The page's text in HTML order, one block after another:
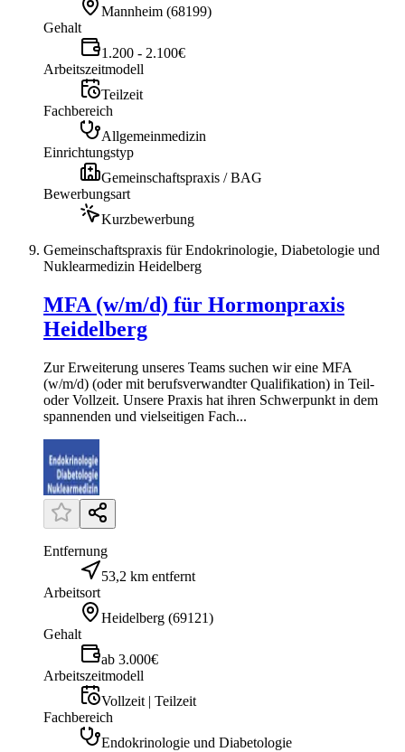
Mannheim (68199)
Gehalt
1.200 - 2.100€
Arbeitszeitmodell
Teilzeit
Fachbereich
Allgemeinmedizin
Einrichtungstyp
Gemeinschaftspraxis / BAG
Bewerbungsart
Kurzbewerbung
Gemeinschaftspraxis für Endokrinologie, Diabetologie und
Nuklearmedizin Heidelberg
MFA (w/m/d) für Hormonpraxis
Heidelberg
Zur Erweiterung unseres Teams suchen wir eine MFA
(w/m/d) (oder mit berufsverwandter Qualifikation) in Teil-
oder Vollzeit. Unsere Praxis hat ihren Schwerpunkt in dem
spannenden und vielseitigen Fach...
Entfernung
53,2 km entfernt
Arbeitsort
Heidelberg (69121)
Gehalt
ab 3.000€
Arbeitszeitmodell
Vollzeit | Teilzeit
Fachbereich
Endokrinologie und Diabetologie